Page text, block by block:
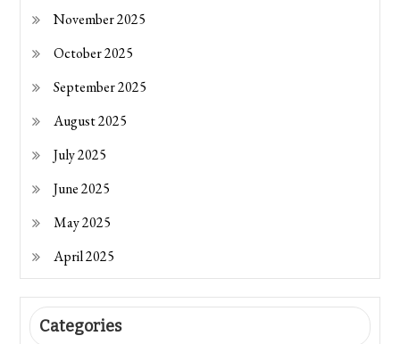
November 2025
October 2025
September 2025
August 2025
July 2025
June 2025
May 2025
April 2025
Categories